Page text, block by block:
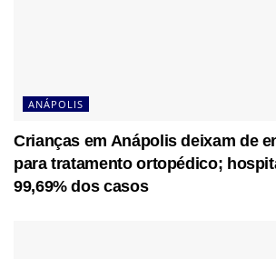
ANÁPOLIS
Crianças em Anápolis deixam de
para tratamento ortopédico;
99,69% dos casos